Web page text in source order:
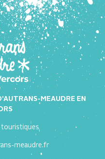
MEAUDRE EN
touristiques
meaudre.fr